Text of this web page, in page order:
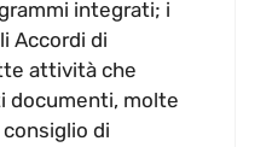
integrati; i
Accordi di
attività che
documenti, molte
di